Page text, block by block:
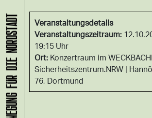
Veranstaltungsdetails
Veranstaltungszeitraum:
19:15 Uhr
Ort: Konzertraum im
Sicherheitszentrum.NRW
76, Dortmund